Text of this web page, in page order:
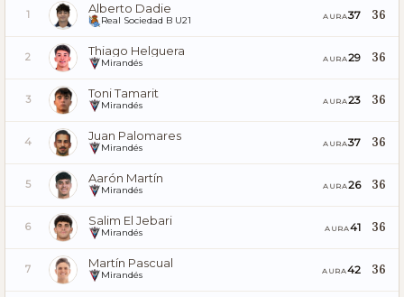
1 Alberto Dadie
Real Sociedad B U21 AURA37 36
2 Thiago Helguera
Mirandés AURA29 36
3 Toni Tamarit
Mirandés AURA23 36
4 Juan Palomares
Mirandés AURA37 36
5 Aarón Martín
Mirandés AURA26 36
6 Salim El Jebari
Mirandés AURA41 36
7 Martín Pascual
Mirandés AURA42 36